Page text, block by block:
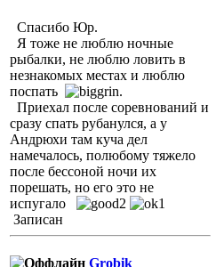
Спасибо Юр.
Я тоже не люблю ночные
рыбалки, не люблю ловить в
незнакомых местах и люблю
поспать
.
Приехал после соревнований и
сразу спать рубанулся, а у
Андрюхи там куча дел
намечалось, полюбому тяжело
после бессоной ночи их
порешать, но его это не
испугало
Записан
Grobik